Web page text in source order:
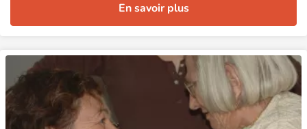
En savoir plus